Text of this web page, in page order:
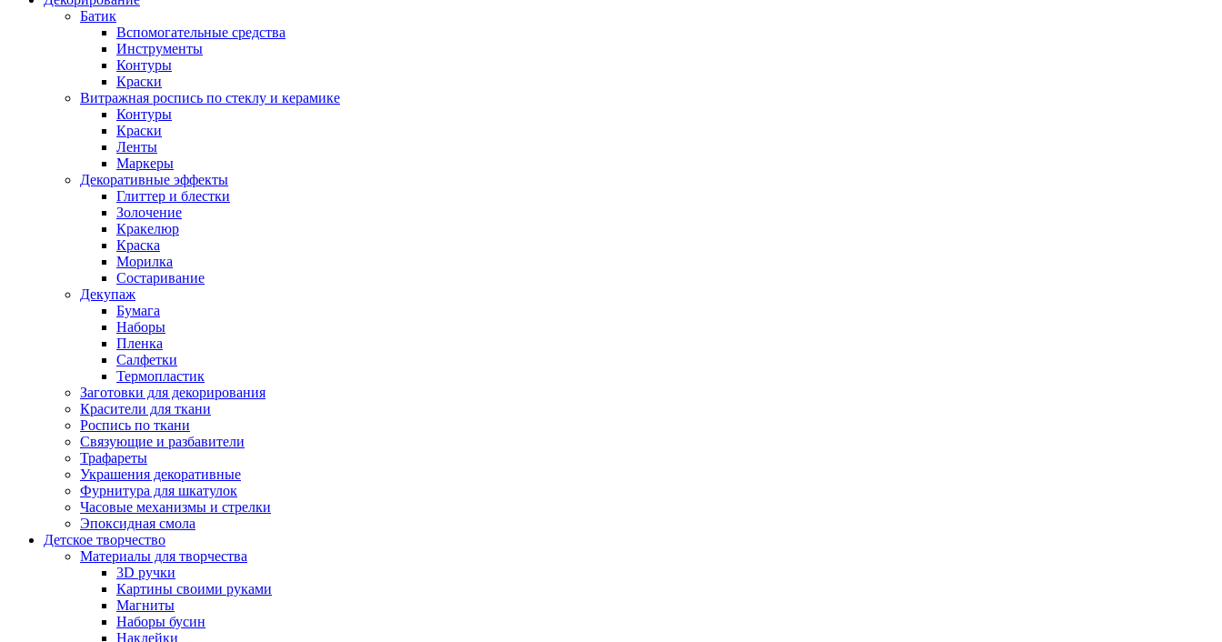
Батик
Вспомогательные средства
Инструменты
Контуры
Краски
Витражная роспись по стеклу и керамике
Контуры
Краски
Ленты
Маркеры
Декоративные эффекты
Глиттер и блестки
Золочение
Кракелюр
Краска
Морилка
Состаривание
Декупаж
Бумага
Наборы
Пленка
Салфетки
Термопластик
Заготовки для декорирования
Красители для ткани
Роспись по ткани
Связующие и разбавители
Трафареты
Украшения декоративные
Фурнитура для шкатулок
Часовые механизмы и стрелки
Эпоксидная смола
Детское творчество
Материалы для творчества
3D ручки
Картины своими руками
Магниты
Наборы бусин
Наклейки